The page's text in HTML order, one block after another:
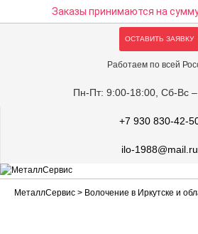
Заказы принимаются на
ОСТАВИТЬ ЗАЯВКУ
Работаем по всей
Пн-Пт: 9:00-18:00, Сб-Вс
+7 930 830-42-
ilo-1988@mail.ru
МеталлСервис > Волочение в Иркутске и